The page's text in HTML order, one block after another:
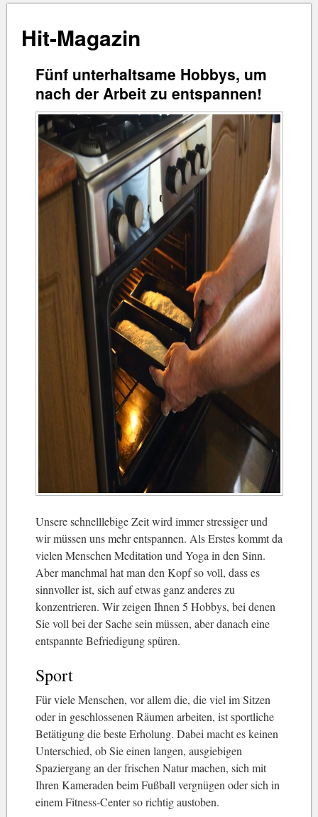
Hit-Magazin
Fünf unterhaltsame Hobbys, um
nach der Arbeit zu entspannen!
Unsere schnelllebige Zeit wird immer stressiger und
wir müssen uns mehr entspannen. Als Erstes kommt da
vielen Menschen Meditation und Yoga in den Sinn.
Aber manchmal hat man den Kopf so voll, dass es
sinnvoller ist, sich auf etwas ganz anderes zu
konzentrieren. Wir zeigen Ihnen 5 Hobbys, bei denen
Sie voll bei der Sache sein müssen, aber danach eine
entspannte Befriedigung spüren.
Sport
Für viele Menschen, vor allem die, die viel im Sitzen
oder in geschlossenen Räumen arbeiten, ist sportliche
Betätigung die beste Erholung. Dabei macht es keinen
Unterschied, ob Sie einen langen, ausgiebigen
Spaziergang an der frischen Natur machen, sich mit
Ihren Kameraden beim Fußball vergnügen oder sich in
einem Fitness-Center so richtig austoben.